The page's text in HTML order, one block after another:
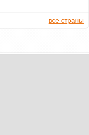
все страны